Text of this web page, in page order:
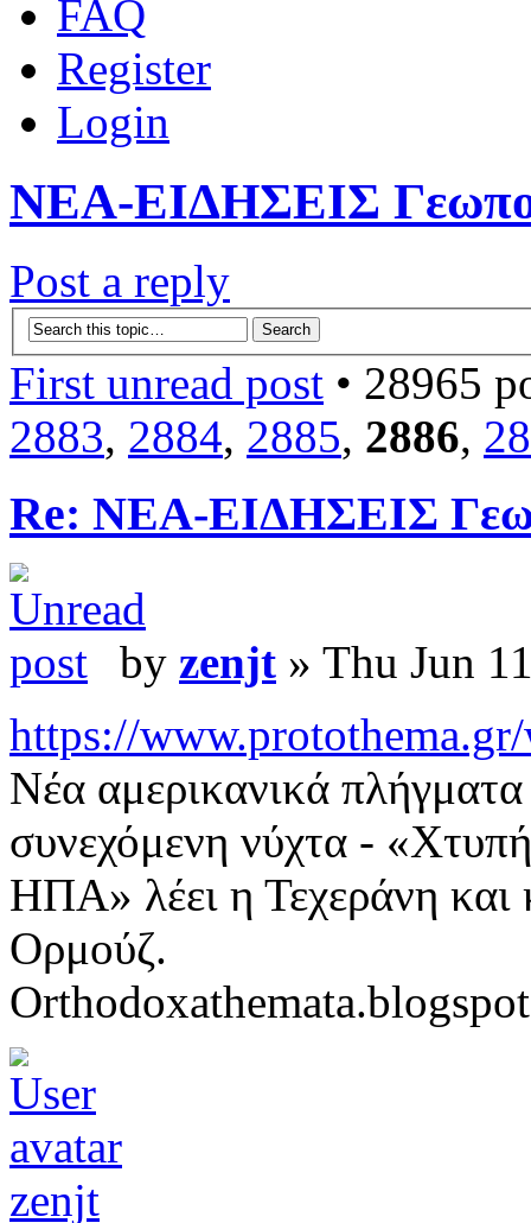
FAQ
Register
Login
ΝΕΑ-ΕΙΔΗΣΕΙΣ
Post a reply
First unread post • 28965
2883, 2884, 2885, 2886,
Re: ΝΕΑ-ΕΙΔΗΣΕΙΣ
by zenjt » Thu Jun
https://
Νέα αμερικανικά πλήγματα
συνεχόμενη νύχτα -
ΗΠΑ» λέει η Τεχεράνη και
Ορμούζ.
zenjt